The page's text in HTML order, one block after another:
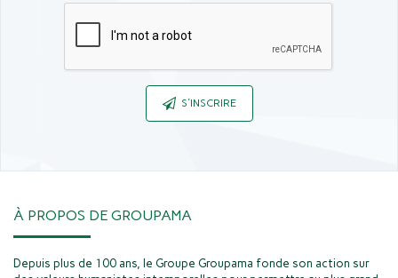
S'INSCRIRE
À PROPOS DE GROUPAMA
Depuis plus de 100 ans, le Groupe Groupama fonde son action sur